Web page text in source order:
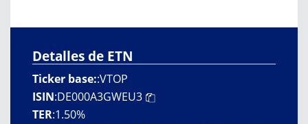
Detalles de ETN
Ticker base::VTOP
ISIN:DE000A3GWEU3
TER:1.50%